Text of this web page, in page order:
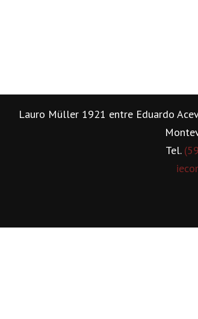
Lauro Müller 1921 entre Eduardo
Tel.